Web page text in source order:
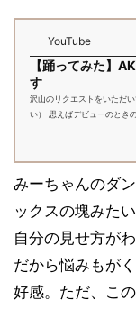
YouTube
【踊ってみた】
す
沢山のリクエストをいただ
い） 思えばデビューのとき
みーちゃんのダ
ックスの塊みた
自分の見せ方が
だから悩みもが
好感。ただ、こ